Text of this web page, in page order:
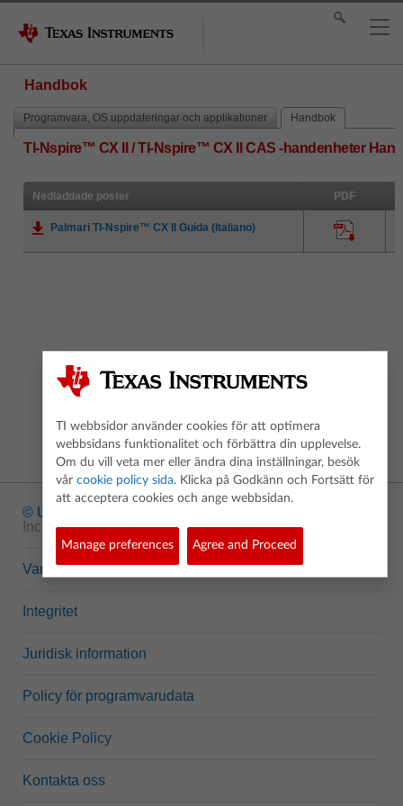
Handbok
Programvara, OS uppdateringar och applikationer Handbok
TI-Nspire™ CX II / TI-Nspire™ CX II CAS -handenheter
Nedladdade poster PDF
Palmari TI-Nspire™ CX II Guida (Italiano)
© Upphovsrätt
Incorporated. Alla rättigheter förbehållna.
Varumärken
Integritet
Juridisk information
Policy för programvarudata
Cookie Policy
Kontakta oss
TI webbsidor använder cookies för att optimera
webbsidans funktionalitet och förbättra din upplevelse.
Om du vill veta mer eller ändra dina inställningar, besök
vår cookie policy sida. Klicka på Godkänn och Fortsätt för
att acceptera cookies och ange webbsidan.
Manage preferences Agree and Proceed